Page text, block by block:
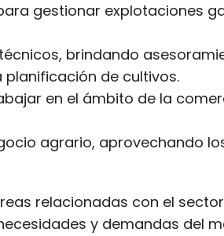
gestionar explotaciones
brindando
de cultivos.
en el ámbito de la
agrario, aprovechando
relacionadas con el
y demandas del